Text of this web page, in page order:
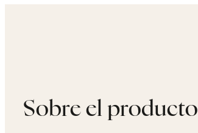
Sobre el producto